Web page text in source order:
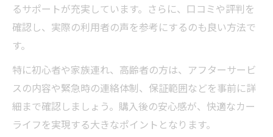
るサポートが充実しています。さらに、口コミや評判を
確認し、実際の利用者の声を参考にするのも良い方法で
す。
特に初心者や家族連れ、高齢者の方は、アフターサービ
スの内容や緊急時の連絡体制、保証範囲などを事前に詳
細まで確認しましょう。購入後の安心感が、快適なカー
ライフを実現する大きなポイントとなります。